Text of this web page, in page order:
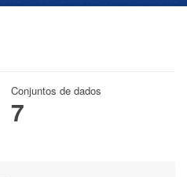
Conjuntos de dados
7